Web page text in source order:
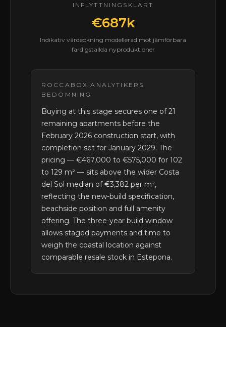
INFLYTTNINGSKLART
€687k
Indikativ värdeökning modellerad mot jämförbara
färdigställda nyproduktioner
ROCCABOX ANALYTIKERS
BEDÖMNING
Buying at this stage secures one of 21
remaining apartments before the
February 2026 construction start, with
completion set for January 2029. The
pricing — €467,000 to €575,000 for 102
to 129 m² — sits above the wider Costa
del Sol median of €3,382 per m²,
reflecting the new-build specification,
beachside position and full amenity
offering. The three-year build window
allows staged payments and time to
weigh the coastal location against
comparable resale stock in Estepona.